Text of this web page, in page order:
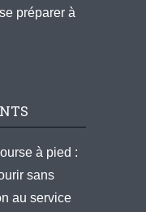
préparer à
à pied :
sans
au service